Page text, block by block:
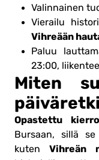
Valinnainen
Vierailu
Vihreään
Paluu
23:00,
Miten
Opastettu
Bursaan, sillä
kutenVihreän